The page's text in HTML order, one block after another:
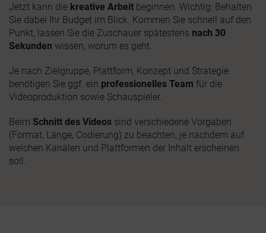
Jetzt kann die kreative Arbeit beginnen. Wichtig: Behalten
Sie dabei Ihr Budget im Blick. Kommen Sie schnell auf den
Punkt, lassen Sie die Zuschauer spätestens nach 30
Sekunden wissen, worum es geht.
Je nach Zielgruppe, Plattform, Konzept und Strategie
benötigen Sie ggf. ein professionelles Team für die
Videoproduktion sowie Schauspieler.
Beim Schnitt des Videos sind verschiedene Vorgaben
(Format, Länge, Codierung) zu beachten, je nachdem auf
welchen Kanälen und Plattformen der Inhalt erscheinen
soll.